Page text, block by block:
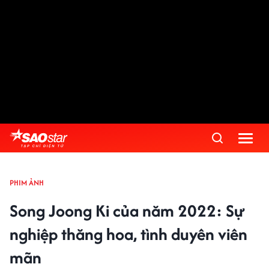
PHIM ẢNH
Song Joong Ki của năm 2022: Sự
nghiệp thăng hoa, tình duyên viên
mãn